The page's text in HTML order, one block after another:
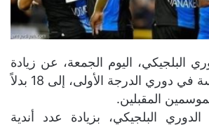
البلجيكي، اليوم الجمعة، عن زيادة
عدد الأندية المتنافسة في دوري الدرجة الأولى، إلى 18 بدلاً
البلجيكي، بزيادة عدد أندية